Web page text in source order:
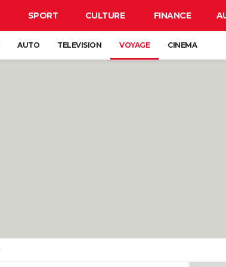
SPORT CULTURE FINANCE
AUTO TELEVISION VOYAGE CINEMA